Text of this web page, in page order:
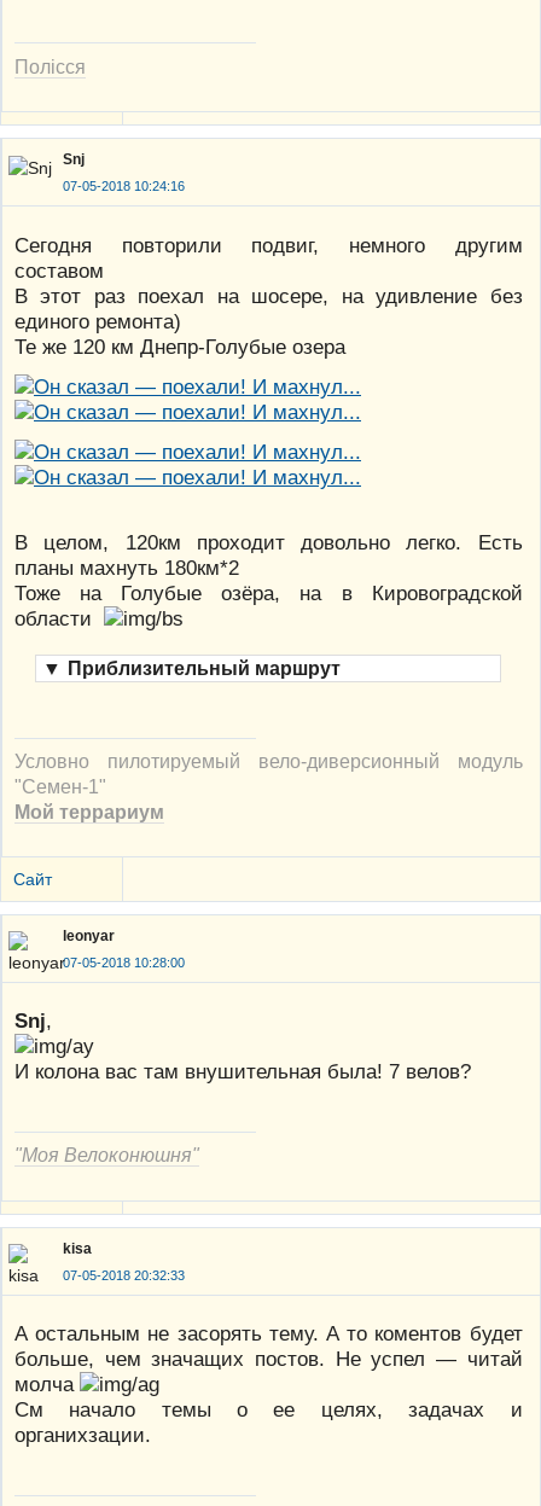
Полісся
Snj
07-05-2018 10:24:16
Сегодня повторили подвиг, немного другим
составом
В этот раз поехал на шосере, на удивление без
единого ремонта)
Те же 120 км Днепр-Голубые озера
В целом, 120км проходит довольно легко. Есть
планы махнуть 180км*2
Тоже на Голубые озёра, на в Кировоградской
области
▼ Приблизительный маршрут
Условно пилотируемый вело-диверсионный модуль
"Семен-1"
Мой террариум
Сайт
leonyar
07-05-2018 10:28:00
Snj,
И колона вас там внушительная была! 7 велов?
"Моя Велоконюшня"
kisa
07-05-2018 20:32:33
А остальным не засорять тему. А то коментов будет
больше, чем значащих постов. Не успел — читай
молча
См начало темы о ее целях, задачах и
органихзации.